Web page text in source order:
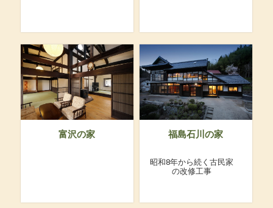
富沢の家 福島石川の家
昭和8年から続く古民家
の改修工事